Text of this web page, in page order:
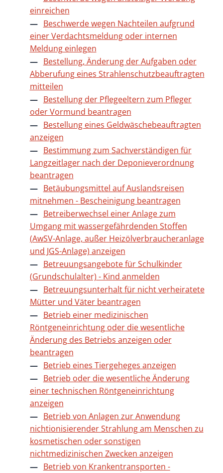
einreichen
Beschwerde wegen Nachteilen aufgrund
einer Verdachtsmeldung oder internen
Meldung einlegen
Bestellung, Änderung der Aufgaben oder
Abberufung eines Strahlenschutzbeauftragten
mitteilen
Bestellung der Pflegeeltern zum Pfleger
oder Vormund beantragen
Bestellung eines Geldwäschebeauftragten
anzeigen
Bestimmung zum Sachverständigen für
Langzeitlager nach der Deponieverordnung
beantragen
Betäubungsmittel auf Auslandsreisen
mitnehmen - Bescheinigung beantragen
Betreiberwechsel einer Anlage zum
Umgang mit wassergefährdenden Stoffen
(AwSV-Anlage, außer Heizölverbraucheranlage
und JGS-Anlage) anzeigen
Betreuungsangebote für Schulkinder
(Grundschulalter) - Kind anmelden
Betreuungsunterhalt für nicht verheiratete
Mütter und Väter beantragen
Betrieb einer medizinischen
Röntgeneinrichtung oder die wesentliche
Änderung des Betriebs anzeigen oder
beantragen
Betrieb eines Tiergeheges anzeigen
Betrieb oder die wesentliche Änderung
einer technischen Röntgeneinrichtung
anzeigen
Betrieb von Anlagen zur Anwendung
nichtionisierender Strahlung am Menschen zu
kosmetischen oder sonstigen
nichtmedizinischen Zwecken anzeigen
Betrieb von Krankentransporten -